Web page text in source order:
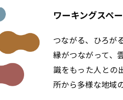
ワーキングスペ
つながる、ひろが
縁がつながって、
識をもった人との
所から多様な地域